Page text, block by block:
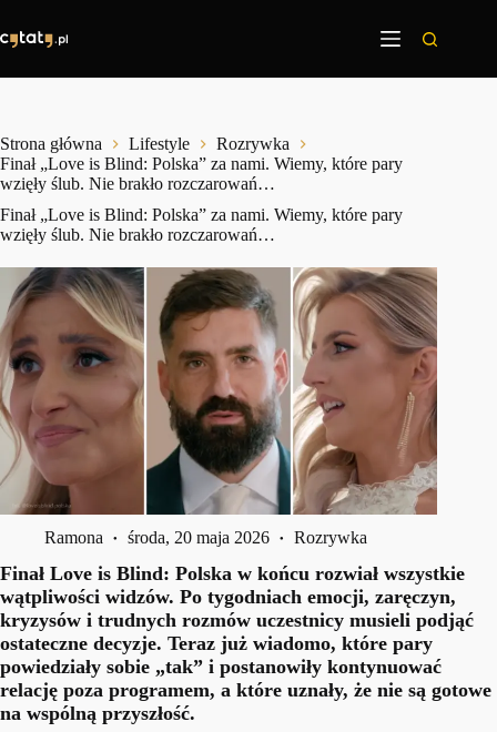
treści
Strona główna Lifestyle
Rozrywka
Finał „Love is Blind: Polska” za nami. Wiemy, które pary
wzięły ślub. Nie brakło rozczarowań…
Finał „Love is Blind: Polska” za nami. Wiemy, które pary
wzięły ślub. Nie brakło rozczarowań…
Ramona środa, 20 maja 2026 Rozrywka
Finał Love is Blind: Polska w końcu rozwiał wszystkie
wątpliwości widzów. Po tygodniach emocji, zaręczyn,
kryzysów i trudnych rozmów uczestnicy musieli podjąć
ostateczne decyzje. Teraz już wiadomo, które pary
powiedziały sobie „tak” i postanowiły kontynuować
relację poza programem, a które uznały, że nie są gotowe
na wspólną przyszłość.